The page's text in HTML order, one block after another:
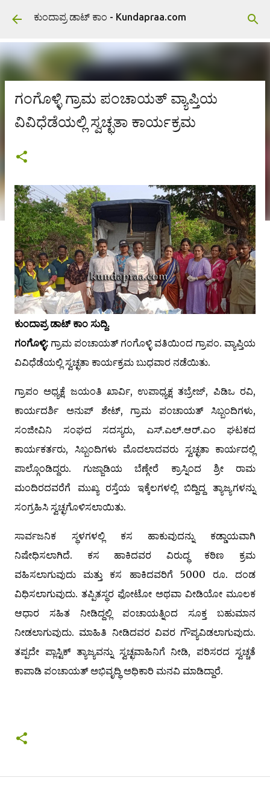
ವಿಷಯಕ್ಕೆ ಹೋಗಿ
ಕುಂದಾಪ್ರ ಡಾಟ್ ಕಾಂ - Kundapraa.com
ಗಂಗೊಳ್ಳಿ ಗ್ರಾಮ ಪಂಚಾಯತ್ ವ್ಯಾಪ್ತಿಯ
ವಿವಿಧೆಡೆಯಲ್ಲಿ ಸ್ವಚ್ಛತಾ ಕಾರ್ಯಕ್ರಮ
ಕುಂದಾಪ್ರ ಡಾಟ್ ಕಾಂ ಸುದ್ದಿ.
ಗಂಗೊಳ್ಳಿ: ಗ್ರಾಮ ಪಂಚಾಯತ್ ಗಂಗೊಳ್ಳಿ ವತಿಯಿಂದ ಗ್ರಾಪಂ. ವ್ಯಾಪ್ತಿಯ
ವಿವಿಧೆಡೆಯಲ್ಲಿ ಸ್ವಚ್ಛತಾ ಕಾರ್ಯಕ್ರಮ ಬುಧವಾರ ನಡೆಯಿತು.
ಗ್ರಾಪಂ ಅಧ್ಯಕ್ಷೆ ಜಯಂತಿ ಖಾರ್ವಿ, ಉಪಾಧ್ಯಕ್ಷ ತಬ್ರೇಜ್, ಪಿಡಿಒ ರವಿ,
ಕಾರ್ಯದರ್ಶಿ ಅನುಪ್ ಶೇಟ್, ಗ್ರಾಮ ಪಂಚಾಯತ್ ಸಿಬ್ಬಂದಿಗಳು,
ಸಂಜೀವಿನಿ ಸಂಘದ ಸದಸ್ಯರು, ಎಸ್.ಎಲ್.ಆರ್.ಎಂ ಘಟಕದ
ಕಾರ್ಯಕರ್ತರು, ಸಿಬ್ಬಂದಿಗಳು ಮೊದಲಾದವರು ಸ್ವಚ್ಛತಾ ಕಾರ್ಯದಲ್ಲಿ
ಪಾಲ್ಗೊಂಡಿದ್ದರು. ಗುಜ್ಜಾಡಿಯ ಬೆಣ್ಗೇರೆ ಕ್ರಾಸ್ನಿಂದ ಶ್ರೀ ರಾಮ
ಮಂದಿರದವರೆಗೆ ಮುಖ್ಯ ರಸ್ತೆಯ ಇಕ್ಕೆಲಗಳಲ್ಲಿ ಬಿದ್ದಿದ್ದ ತ್ಯಾಜ್ಯಗಳನ್ನು
ಸಂಗ್ರಹಿಸಿ ಸ್ವಚ್ಛಗೊಳಿಸಲಾಯಿತು.
ಸಾರ್ವಜನಿಕ ಸ್ಥಳಗಳಲ್ಲಿ ಕಸ ಹಾಕುವುದನ್ನು ಕಡ್ಡಾಯವಾಗಿ
ನಿಷೇಧಿಸಲಾಗಿದೆ. ಕಸ ಹಾಕಿದವರ ವಿರುದ್ಧ ಕಠಿಣ ಕ್ರಮ
ವಹಿಸಲಾಗುವುದು ಮತ್ತು ಕಸ ಹಾಕಿದವರಿಗೆ 5000 ರೂ. ದಂಡ
ವಿಧಿಸಲಾಗುವುದು. ತಪ್ಪಿತಸ್ಥರ ಫೋಟೋ ಅಥವಾ ವೀಡಿಯೋ ಮೂಲಕ
ಆಧಾರ ಸಹಿತ ನೀಡಿದ್ದಲ್ಲಿ ಪಂಚಾಯತ್ನಿಂದ ಸೂಕ್ತ ಬಹುಮಾನ
ನೀಡಲಾಗುವುದು. ಮಾಹಿತಿ ನೀಡಿದವರ ವಿವರ ಗೌಪ್ಯವಿಡಲಾಗುವುದು.
ತಪ್ಪದೇ ಪ್ಲಾಸ್ಟಿಕ್ ತ್ಯಾಜ್ಯವನ್ನು ಸ್ವಚ್ಛವಾಹಿನಿಗೆ ನೀಡಿ, ಪರಿಸರದ ಸ್ವಚ್ಚತೆ
ಕಾಪಾಡಿ ಪಂಚಾಯತ್ ಅಭಿವೃದ್ಧಿ ಅಧಿಕಾರಿ ಮನವಿ ಮಾಡಿದ್ದಾರೆ.